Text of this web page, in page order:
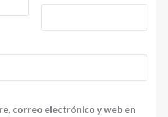
correo electrónico y web en